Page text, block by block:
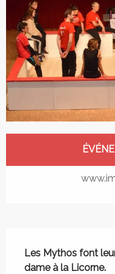
Ouverture et
Les Mythos font
dame à la Licorne.